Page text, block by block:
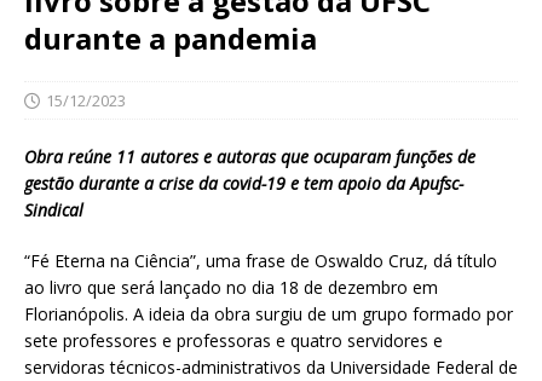
durante a pandemia
15/12/2023
Obra reúne 11 autores e autoras que ocuparam funções de
gestão durante a crise da covid-19 e tem apoio da Apufsc-
Sindical
“Fé Eterna na Ciência”, uma frase de Oswaldo Cruz, dá título
ao livro que será lançado no dia 18 de dezembro em
Florianópolis. A ideia da obra surgiu de um grupo formado por
sete professores e professoras e quatro servidores e
servidoras técnicos-administrativos da Universidade Federal de